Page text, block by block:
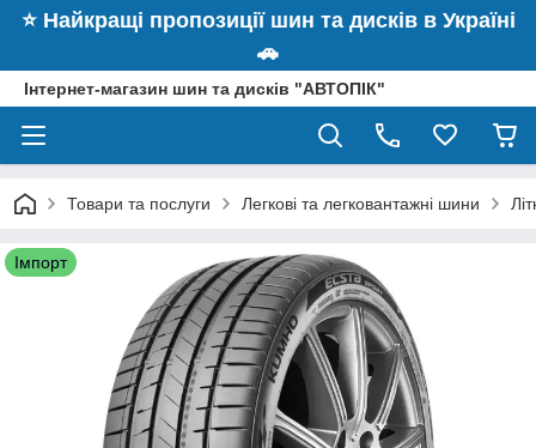
⭐️ Найкращі пропозиції шин та дисків в Україні
🚗
Інтернет-магазин шин та дисків "АВТОПІК"
Товари та послуги Легкові та легковантажні шини
Імпорт